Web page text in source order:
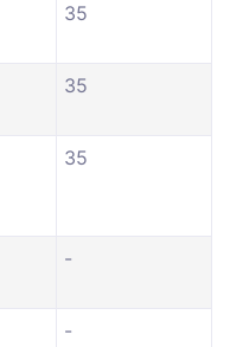
35
35
35
-
-